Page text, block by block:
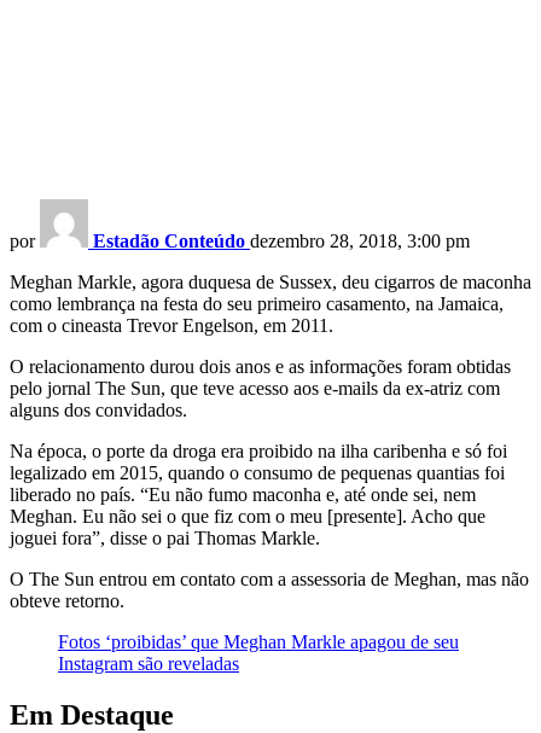
por Estadão Conteúdo dezembro 28, 2018, 3:00 pm
Meghan Markle, agora duquesa de Sussex, deu cigarros de maconha
como lembrança na festa do seu primeiro casamento, na Jamaica,
com o cineasta Trevor Engelson, em 2011.
O relacionamento durou dois anos e as informações foram obtidas
pelo jornal The Sun, que teve acesso aos e-mails da ex-atriz com
alguns dos convidados.
Na época, o porte da droga era proibido na ilha caribenha e só foi
legalizado em 2015, quando o consumo de pequenas quantias foi
liberado no país. “Eu não fumo maconha e, até onde sei, nem
Meghan. Eu não sei o que fiz com o meu [presente]. Acho que
joguei fora”, disse o pai Thomas Markle.
O The Sun entrou em contato com a assessoria de Meghan, mas não
obteve retorno.
Fotos ‘proibidas’ que Meghan Markle apagou de seu
Instagram são reveladas
Em Destaque